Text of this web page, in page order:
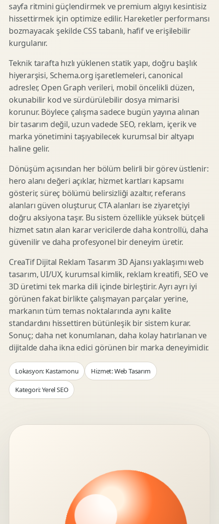
sayfa ritmini güçlendirmek ve premium algıyı kesintisiz
hissettirmek için optimize edilir. Hareketler performansı
bozmayacak şekilde CSS tabanlı, hafif ve erişilebilir
kurgulanır.
Teknik tarafta hızlı yüklenen statik yapı, doğru başlık
hiyerarşisi, Schema.org işaretlemeleri, canonical
adresler, Open Graph verileri, mobil öncelikli düzen,
okunabilir kod ve sürdürülebilir dosya mimarisi
korunur. Böylece çalışma sadece bugün yayına alınan
bir tasarım değil, uzun vadede SEO, reklam, içerik ve
marka yönetimini taşıyabilecek kurumsal bir altyapı
haline gelir.
Dönüşüm açısından her bölüm belirli bir görev üstlenir:
hero alanı değeri açıklar, hizmet kartları kapsamı
gösterir, süreç bölümü belirsizliği azaltır, referans
alanları güven oluşturur, CTA alanları ise ziyaretçiyi
doğru aksiyona taşır. Bu sistem özellikle yüksek bütçeli
hizmet satın alan karar vericilerde daha kontrollü, daha
güvenilir ve daha profesyonel bir deneyim üretir.
CreaTif Dijital Reklam Tasarım 3D Ajansı yaklaşımı web
tasarım, UI/UX, kurumsal kimlik, reklam kreatifi, SEO ve
3D üretimi tek marka dili içinde birleştirir. Ayrı ayrı iyi
görünen fakat birlikte çalışmayan parçalar yerine,
markanın tüm temas noktalarında aynı kalite
standardını hissettiren bütünleşik bir sistem kurar.
Sonuç; daha net konumlanan, daha kolay hatırlanan ve
dijitalde daha ikna edici görünen bir marka deneyimidir.
Lokasyon: Kastamonu Hizmet: Web Tasarım
Kategori: Yerel SEO